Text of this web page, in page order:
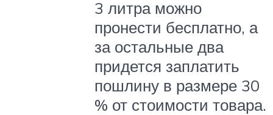
3 литра можно
пронести бесплатно, а
за остальные два
придется заплатить
пошлину в размере 30
% от стоимости товара.